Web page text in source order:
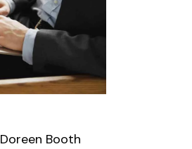
Doreen Booth